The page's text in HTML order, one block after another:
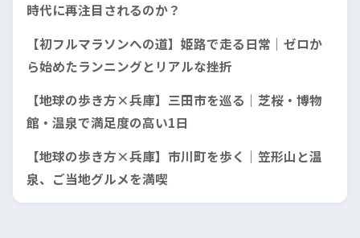
時代に再注目されるのか？
【初フルマラソンへの道】姫路で走る日常｜ゼロか
ら始めたランニングとリアルな挫折
【地球の歩き方×兵庫】三田市を巡る｜芝桜・博物
館・温泉で満足度の高い1日
【地球の歩き方×兵庫】市川町を歩く｜笠形山と温
泉、ご当地グルメを満喫